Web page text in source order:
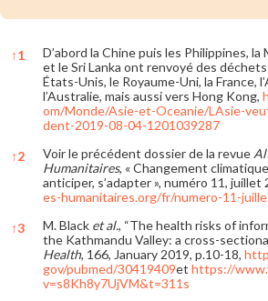
↑1
D’abord la Chine puis les Philippines, la
et le Sri Lanka ont renvoyé des déchets
États-Unis, le Royaume-Uni, la France,
l’Australie, mais aussi vers Hong Kong,
om/Monde/Asie-et-Oceanie/LAsie-
dent-2019-08-04-1201039287
↑2 Voir le précédent dossier de la revue
Humanitaires, « Changement
anticiper, s’adapter », numéro 11, juillet
es-humanitaires.org/fr/numero-11-
↑3 M. Black et al., “The health risks of
the Kathmandu Valley: a cross-
Health, 166, January 2019, p.10-18,
gov/pubmed/30419409et https://
v=s8Kh8y7UjVM&t=311s